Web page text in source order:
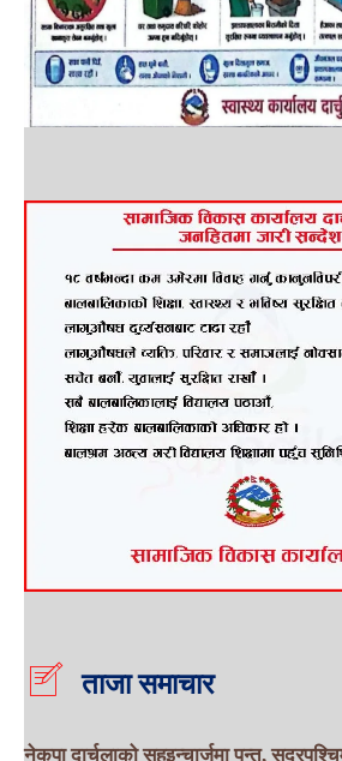
ताजा समाचार
नेकपा दार्चुलाको सहइन्चार्जमा पन्त,